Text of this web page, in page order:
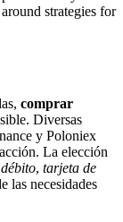
comprar
Diversas
y Poloniex
La elección
, tarjeta de
las necesidades